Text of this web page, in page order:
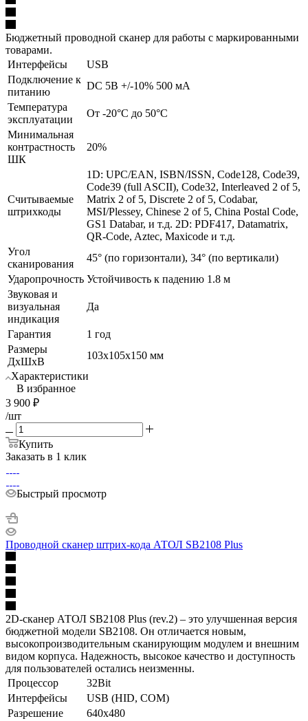
Бюджетный проводной сканер для работы с маркированными
товарами.
Интерфейсы
USB
Подключение к
питанию
DC 5В +/-10% 500 мА
Температура
эксплуатации
От -20°C до 50°C
Минимальная
контрастность
ШК
20%
Считываемые
штрихкоды
1D: UPC/EAN, ISBN/ISSN, Code128, Code39,
Code39 (full ASCII), Code32, Interleaved 2 of 5,
Matrix 2 of 5, Discrete 2 of 5, Codabar,
MSI/Plessey, Chinese 2 of 5, China Postal Code,
GS1 Databar, и т.д. 2D: PDF417, Datamatrix,
QR-Code, Aztec, Maxicode и т.д.
Угол
сканирования
45° (по горизонтали), 34° (по вертикали)
Ударопрочность Устойчивость к падению 1.8 м
Звуковая и
визуальная
индикация
Да
Гарантия
1 год
Размеры
ДхШхВ
103х105х150 мм
Характеристики
В избранное
3 900 ₽
/шт
Купить
Заказать в 1 клик
Быстрый просмотр
Проводной сканер штрих-кода АТОЛ SB2108 Plus
2D-сканер АТОЛ SB2108 Plus (rev.2) – это улучшенная версия
бюджетной модели SB2108. Он отличается новым,
высокопроизводительным сканирующим модулем и внешним
видом корпуса. Надежность, высокое качество и доступность
для пользователей остались неизменны.
Процессор
32Bit
Интерфейсы
USB (HID, COM)
Разрешение
640x480